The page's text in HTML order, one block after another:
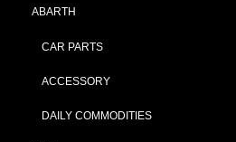
ABARTH
CAR PARTS
ACCESSORY
DAILY COMMODITIES